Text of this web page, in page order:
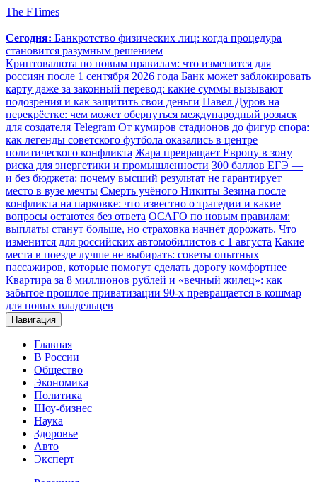
The FTimes
Сегодня: Банкротство физических лиц: когда процедура
становится разумным решением
Криптовалюта по новым правилам: что изменится для
россиян после 1 сентября 2026 года Банк может заблокировать
карту даже за законный перевод: какие суммы вызывают
подозрения и как защитить свои деньги Павел Дуров на
перекрёстке: чем может обернуться международный розыск
для создателя Telegram От кумиров стадионов до фигур спора:
как легенды советского футбола оказались в центре
политического конфликта Жара превращает Европу в зону
риска для энергетики и промышленности 300 баллов ЕГЭ —
и без бюджета: почему высший результат не гарантирует
место в вузе мечты Смерть учёного Никиты Зезина после
конфликта на парковке: что известно о трагедии и какие
вопросы остаются без ответа ОСАГО по новым правилам:
выплаты станут больше, но страховка начнёт дорожать. Что
изменится для российских автомобилистов с 1 августа Какие
места в поезде лучше не выбирать: советы опытных
пассажиров, которые помогут сделать дорогу комфортнее
Квартира за 8 миллионов рублей и «вечный жилец»: как
забытое прошлое приватизации 90-х превращается в кошмар
для новых владельцев
Навигация
Главная
В России
Общество
Экономика
Политика
Шоу-бизнес
Наука
Здоровье
Авто
Эксперт